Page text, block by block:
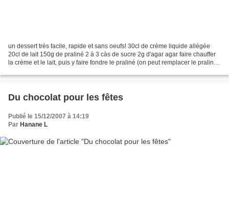
un dessert très facile, rapide et sans oeufs! 30cl de crème liquide allégée
20cl de lait 150g de praliné 2 à 3 càs de sucre 2g d'agar agar faire chauffer
la crème et le lait, puis y faire fondre le praliné (on peut remplacer le praliné
Du chocolat pour les fêtes
Publié le 15/12/2007 à 14:19
Par Hanane L